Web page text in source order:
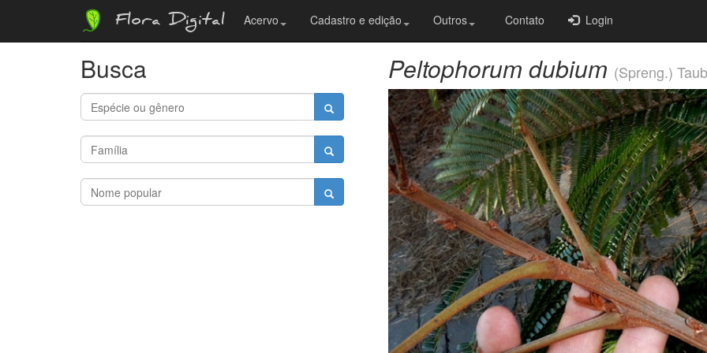
Flora Digital Acervo Cadastro e edição Outros Contato Login
Busca Peltophorum dubium (Spreng.)